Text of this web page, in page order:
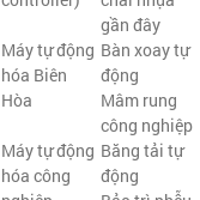
gần đây
Máy tự động
hóa Biên
Hòa
Bàn xoay tự
động
Mâm rung
công nghiệp
Máy tự động
hóa công
Băng tải tự
động